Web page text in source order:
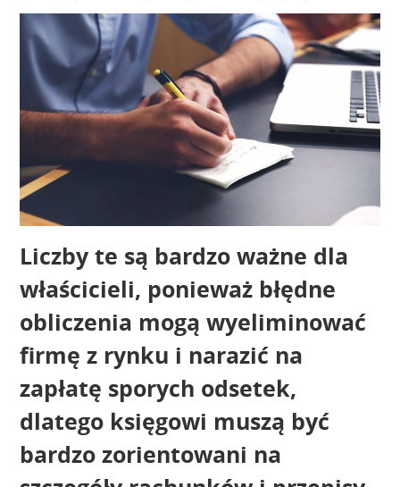
Liczby te są bardzo ważne dla
właścicieli, ponieważ błędne
obliczenia mogą wyeliminować
firmę z rynku i narazić na
zapłatę sporych odsetek,
dlatego księgowi muszą być
bardzo zorientowani na